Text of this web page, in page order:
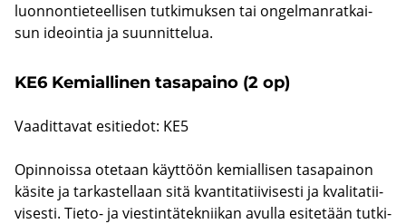
luon­non­tie­teel­li­sen tut­ki­muk­sen tai on­gel­man­rat­kai­
sun ideoin­tia ja suun­nit­te­lua.
KE6 Ke­mial­li­nen ta­sa­pai­no (2 op)
Vaa­dit­ta­vat esi­tie­dot: KE5
Opin­nois­sa ote­taan käyt­töön ke­mial­li­sen ta­sa­pai­non
kä­si­te ja tar­kas­tel­laan sitä kvan­ti­ta­tii­vi­ses­ti ja kva­li­ta­tii­
vi­ses­ti. Tieto-​ ja vies­tin­tä­tek­nii­kan avul­la esi­te­tään tut­ki­